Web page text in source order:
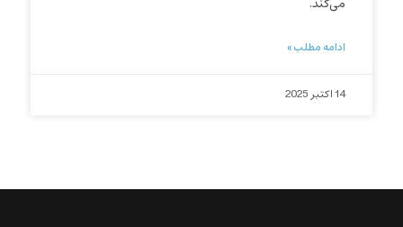
می‌کند.
ادامه مطلب »
14 اکتبر 2025